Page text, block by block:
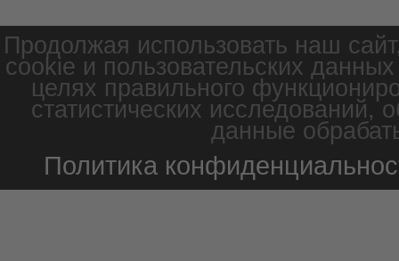
Продолжая использовать наш
cookie и пользовательских
целях правильного
статистических
данные
Политика